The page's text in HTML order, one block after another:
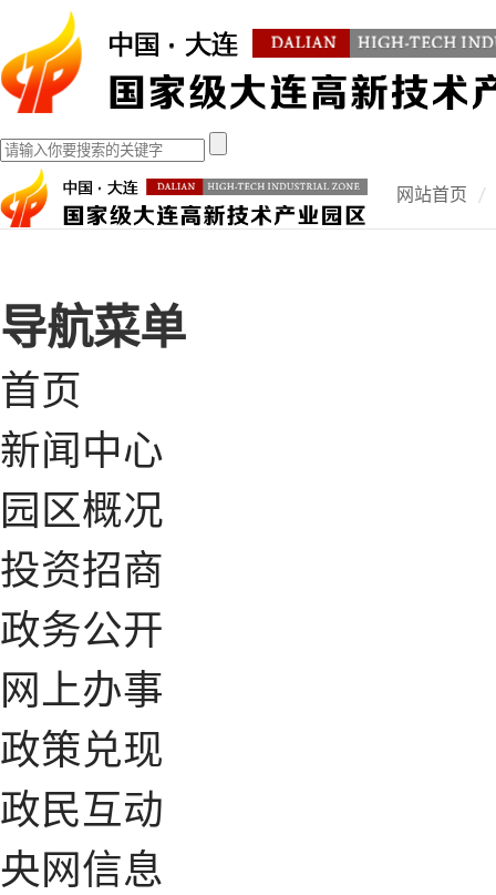
网站首页
导航菜单
首页
新闻中心
园区概况
投资招商
政务公开
网上办事
政策兑现
政民互动
央网信息